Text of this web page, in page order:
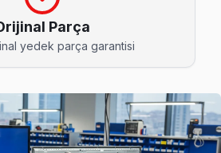
Anakart Tamiri →
Servis
mahallesi için Peaq TV fiyat teklifi
→
Servis
Peaq TV sorunları için kapıya
Parça
yedek parça garantisi